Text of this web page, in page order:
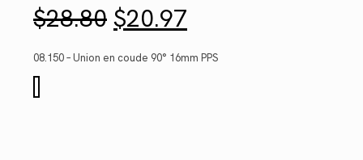
$28.80 Le
prix
initial
était :
$20.97prix
actuel
est :
08.150 – Union en coude 90° 16mm PPS
de